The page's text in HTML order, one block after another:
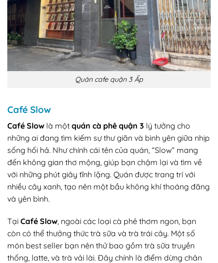
Quán cafe quận 3 Ấp
Café Slow
Café Slow là một quán cà phê quận 3 lý tưởng cho
những ai đang tìm kiếm sự thư giãn và bình yên giữa nhịp
sống hối hả. Như chính cái tên của quán, “Slow” mang
đến không gian thơ mộng, giúp bạn chậm lại và tìm về
với những phút giây tĩnh lặng. Quán được trang trí với
nhiều cây xanh, tạo nên một bầu không khí thoáng đãng
và yên bình.
Tại Café Slow , ngoài các loại cà phê thơm ngon, bạn
còn có thể thưởng thức trà sữa và trà trái cây. Một số
món best seller bạn nên thử bao gồm trà sữa truyền
thống, latte, và trà vải lài. Đây chính là điểm dừng chân